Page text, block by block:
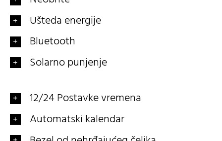
Ušteda energije
Bluetooth
Solarno punjenje
12/24 Postavke vremena
Automatski kalendar